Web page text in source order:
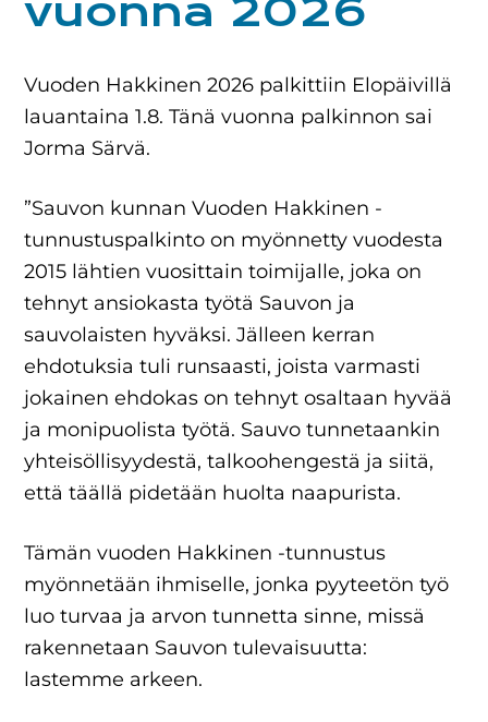
vuonna 2026
Vuoden Hakkinen 2026 palkittiin Elopäivillä
lauantaina 1.8. Tänä vuonna palkinnon sai
Jorma Särvä.
”Sauvon kunnan Vuoden Hakkinen -
tunnustuspalkinto on myönnetty vuodesta
2015 lähtien vuosittain toimijalle, joka on
tehnyt ansiokasta työtä Sauvon ja
sauvolaisten hyväksi. Jälleen kerran
ehdotuksia tuli runsaasti, joista varmasti
jokainen ehdokas on tehnyt osaltaan hyvää
ja monipuolista työtä. Sauvo tunnetaankin
yhteisöllisyydestä, talkoohengestä ja siitä,
että täällä pidetään huolta naapurista.
Tämän vuoden Hakkinen -tunnustus
myönnetään ihmiselle, jonka pyyteetön työ
luo turvaa ja arvon tunnetta sinne, missä
rakennetaan Sauvon tulevaisuutta:
lastemme arkeen.